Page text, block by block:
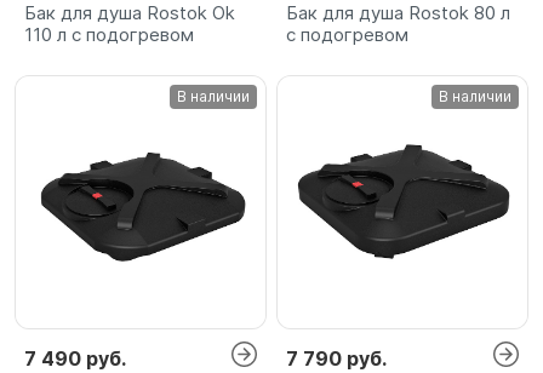
Бак для душа Rostok Ok
110 л с подогревом
Бак для душа Rostok 80 л
с подогревом
В наличии
7 490 руб.
В наличии
7 790 руб.